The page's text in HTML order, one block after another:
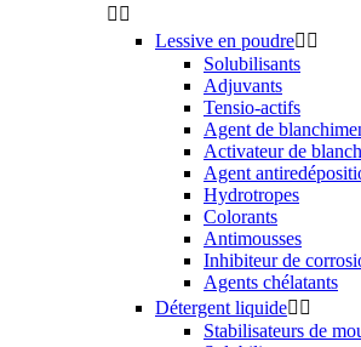
 
Lessive en poudre 
Solubilisants
Adjuvants
Tensio-actifs
Agent de
Activateur de
Agent
Hydrotropes
Colorants
Antimousses
Inhibiteur de
Agents chélatants
Détergent liquide 
Stabilisateurs de